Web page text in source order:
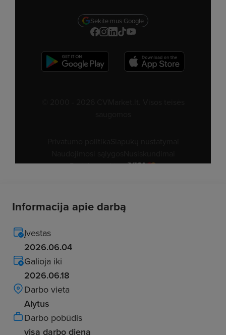
Informacija apie darbą
Įvestas
2026.06.04
Galioja iki
2026.06.18
Darbo vieta
Alytus
Darbo pobūdis
visa darbo diena